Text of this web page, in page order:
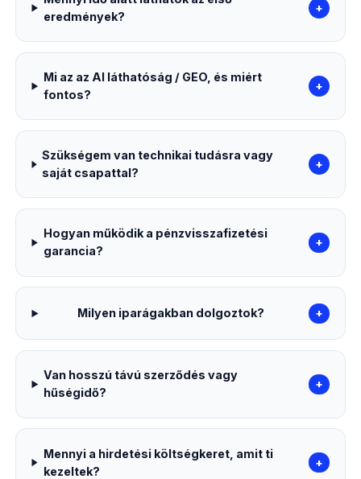
eredmények?
+
Mi az az AI láthatóság / GEO, és miért
fontos?
+
Szükségem van technikai tudásra vagy
saját csapattal?
+
Hogyan működik a pénzvisszafizetési
garancia?
+
Milyen iparágakban dolgoztok? +
Van hosszú távú szerződés vagy
hűségidő?
+
Mennyi a hirdetési költségkeret, amit ti
kezeltek?
+